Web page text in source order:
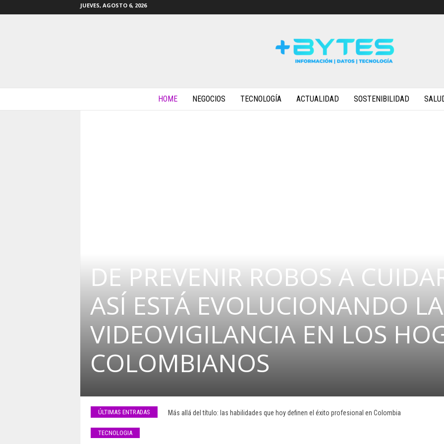
JUEVES, AGOSTO 6, 2026
m
b
HOME NEGOCIOS TECNOLOGÍA ACTUALIDAD SOSTENIBILIDAD
DE PREVENIR ROBOS A
ASÍ ESTÁ EVOLUCIONANDO LA
VIDEOVIGILANCIA EN LOS
COLOMBIANOS
ÚLTIMAS ENTRADAS Más allá del título: las habilidades que hoy definen el éxito profesional en Colombia
TECNOLOGIA